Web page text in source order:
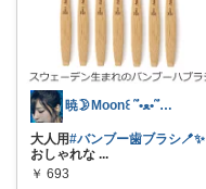
暁🌛Moon꒰ ՞•ﻌ•՞ ꒱🐾
大人用#バンブー歯ブラシ🪥✨️
おしゃれな ...
￥ 693